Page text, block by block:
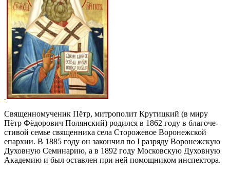
Свя­щен­но­му­че­ник Пётр, мит­ро­по­лит Кру­тиц­кий (в ми­ру
Пётр Фё­до­ро­вич По­лян­ский) ро­дил­ся в 1862 го­ду в бла­го­че­
сти­вой се­мье свя­щен­ни­ка се­ла Сто­ро­же­вое Во­ро­неж­ской
епар­хии. В 1885 го­ду он за­кон­чил по I раз­ря­ду Во­ро­неж­скую
Ду­хов­ную Се­ми­на­рию, а в 1892 го­ду Мос­ков­скую Ду­хов­ную
Ака­де­мию и был остав­лен при ней по­мощ­ни­ком ин­спек­то­ра.